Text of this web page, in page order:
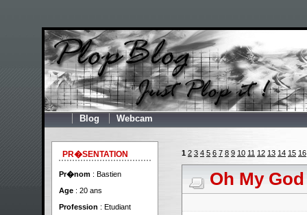
Blog Webcam
1 2 3 4 5 6 7 8 9 10 11 12 13 14 15 16
Oh My
PR�SENTATION
Pr�nom : Bastien
Age : 20 ans
Profession : Etudiant